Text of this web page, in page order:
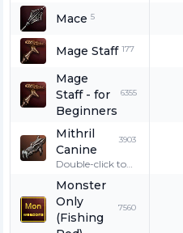
This item cannot
dropped,
crystallized, or
one's PK count is
1 or more, it
cannot be used.
Mace 5
Mage Staff 177
Mage
Staff - for
Beginners
6355
Mithril
Canine
3903
Double-click to
wolves, great
wolves, and
fenrir.
Monster
Only
(Fishing
7560